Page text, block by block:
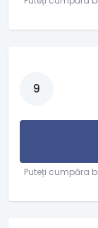
9
Puteți cumpăra